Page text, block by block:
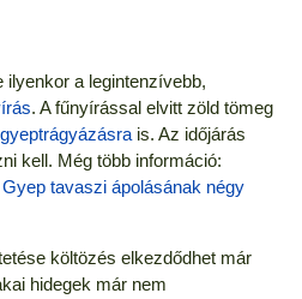
ilyenkor a legintenzívebb,
. A fűnyírással elvitt zöld tömeg
gyeptrágyázásrais. Az időjárás
kell. Még több információ:
Gyep tavaszi ápolásának négy
költözés elkezdődhet már
hidegek már nem